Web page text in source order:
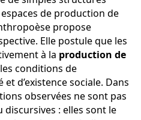
de production de
propose
Elle postule que les
à la production de
conditions de
d’existence sociale. Dans
observées ne sont pas
: elles sont le